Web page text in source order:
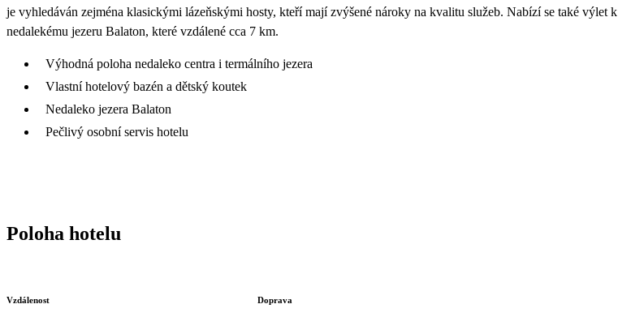
je vyhledáván zejména klasickými lázeňskými hosty, kteří mají zvýšené nároky na kvalitu služeb. Nabízí se také výlet k
nedalekému jezeru Balaton, které vzdálené cca 7 km.
Výhodná poloha nedaleko centra i termálního jezera
Vlastní hotelový bazén a dětský koutek
Nedaleko jezera Balaton
Pečlivý osobní servis hotelu
Poloha hotelu
Vzdálenost Doprava